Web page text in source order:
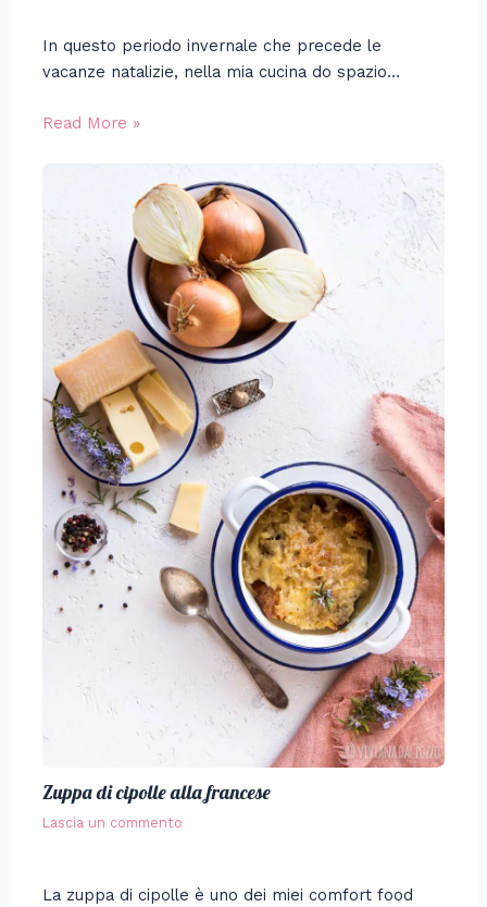
In questo periodo invernale che precede le
vacanze natalizie, nella mia cucina do spazio…
Read More »
Zuppa di cipolle alla francese
Lascia un commento
La zuppa di cipolle è uno dei miei comfort food